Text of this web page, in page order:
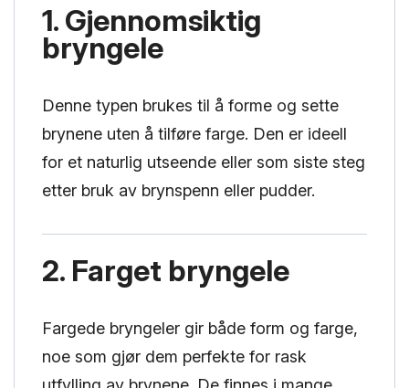
1. Gjennomsiktig
bryngele
Denne typen brukes til å forme og sette
brynene uten å tilføre farge. Den er ideell
for et naturlig utseende eller som siste steg
etter bruk av brynspenn eller pudder.
2. Farget bryngele
Fargede bryngeler gir både form og farge,
noe som gjør dem perfekte for rask